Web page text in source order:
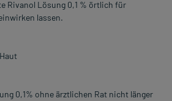
Rivanol Lösung 0,1 % örtlich für
lassen.
0,1% ohne ärztlichen Rat nicht länger